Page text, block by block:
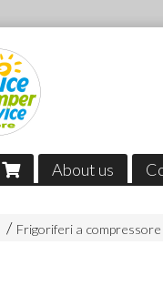
About us
Frigoriferi a